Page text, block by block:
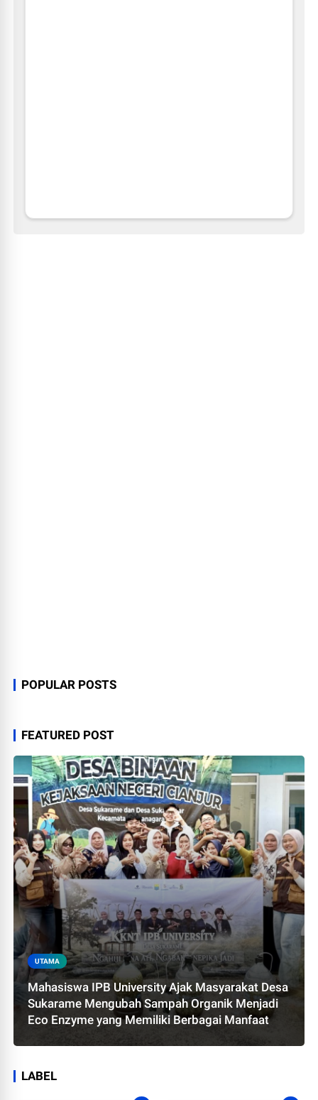
POPULAR POSTS
FEATURED POST
UTAMA
Mahasiswa IPB University Ajak Masyarakat Desa
Sukarame Mengubah Sampah Organik Menjadi
Eco Enzyme yang Memiliki Berbagai Manfaat
LABEL